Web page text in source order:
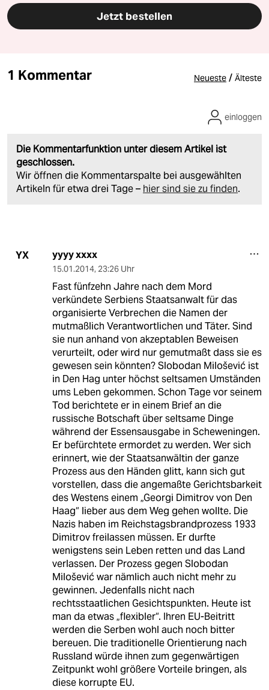
Jetzt bestellen
1 Kommentar Neueste / Älteste
Die Kommentarfunktion unter diesem Artikel ist
geschlossen.
Wir öffnen die Kommentarspalte bei ausgewählten
Artikeln für etwa drei Tage – hier sind sie zu finden.
einloggen
YX yyyy xxxx
15.01.2014, 23:26 Uhr
Fast fünfzehn Jahre nach dem Mord
verkündete Serbiens Staatsanwalt für das
organisierte Verbrechen die Namen der
mutmaßlich Verantwortlichen und Täter. Sind
sie nun anhand von akzeptablen Beweisen
verurteilt, oder wird nur gemutmaßt dass sie es
gewesen sein könnten? Slobodan Milošević ist
in Den Hag unter höchst seltsamen Umständen
ums Leben gekommen. Schon Tage vor seinem
Tod berichtete er in einem Brief an die
russische Botschaft über seltsame Dinge
während der Essensausgabe in Scheweningen.
Er befürchtete ermordet zu werden. Wer sich
erinnert, wie der Staatsanwältin der ganze
Prozess aus den Händen glitt, kann sich gut
vorstellen, dass die angemaßte Gerichtsbarkeit
des Westens einem „Georgi Dimitrov von Den
Haag“ lieber aus dem Weg gehen wollte. Die
Nazis haben im Reichstagsbrandprozess 1933
Dimitrov freilassen müssen. Er durfte
wenigstens sein Leben retten und das Land
verlassen. Der Prozess gegen Slobodan
Milošević war nämlich auch nicht mehr zu
gewinnen. Jedenfalls nicht nach
rechtsstaatlichen Gesichtspunkten. Heute ist
man da etwas „flexibler“. Ihren EU-Beitritt
werden die Serben wohl auch noch bitter
bereuen. Die traditionelle Orientierung nach
Russland würde ihnen zum gegenwärtigen
Zeitpunkt wohl größere Vorteile bringen, als
diese korrupte EU.